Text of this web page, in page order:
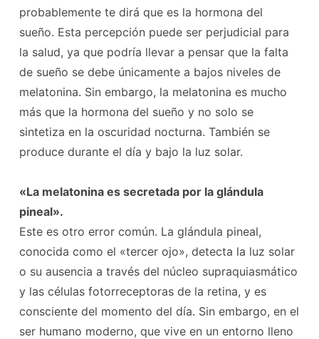
probablemente te dirá que es la hormona del
sueño. Esta percepción puede ser perjudicial para
la salud, ya que podría llevar a pensar que la falta
de sueño se debe únicamente a bajos niveles de
melatonina. Sin embargo, la melatonina es mucho
más que la hormona del sueño y no solo se
sintetiza en la oscuridad nocturna. También se
produce durante el día y bajo la luz solar.
«La melatonina es secretada por la glándula
pineal».
Este es otro error común. La glándula pineal,
conocida como el «tercer ojo», detecta la luz solar
o su ausencia a través del núcleo supraquiasmático
y las células fotorreceptoras de la retina, y es
consciente del momento del día. Sin embargo, en el
ser humano moderno, que vive en un entorno lleno